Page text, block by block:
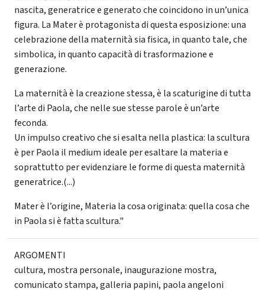
nascita, generatrice e generato che coincidono in un’unica
figura. La Mater è protagonista di questa esposizione: una
celebrazione della maternità sia fisica, in quanto tale, che
simbolica, in quanto capacità di trasformazione e
generazione.
La maternità è la creazione stessa, è la scaturigine di tutta
l’arte di Paola, che nelle sue stesse parole è un’arte
feconda.
Un impulso creativo che si esalta nella plastica: la scultura
è per Paola il medium ideale per esaltare la materia e
soprattutto per evidenziare le forme di questa maternità
generatrice.(...)
Mater è l’origine, Materia la cosa originata: quella cosa che
in Paola si è fatta scultura."
ARGOMENTI
cultura, mostra personale, inaugurazione mostra,
comunicato stampa,galleria papini, paola angeloni